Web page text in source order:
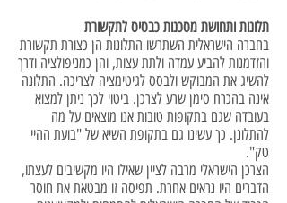
תלונות ותחושת מסכנות כבסיס לתקשורת
בחברה הישראלית השתרשו התלונות הן כצורת תקשורת
והזדמנות להביע עמדה ולתת עצות, והן כמניפולציה ודרך
להשיג את המבוקש ולבסס לגיטימציה לצריכה. התלונה
אינה בהכרח סימן שרע לצרכן. ביטוי לכך ניתן למצוא
בעובדה שגם בתקופות טובות אנו מוצאים על מה
להתלונן. כך עשינו גם בתקופת השיא של "בועת ההיי
טק".
הצרכן הישראלי מרבה לציין שאילו היו מקשיבים לעצתו,
הדברים היו נראים אחרת. תפיסה זו מבטאת את חוסר